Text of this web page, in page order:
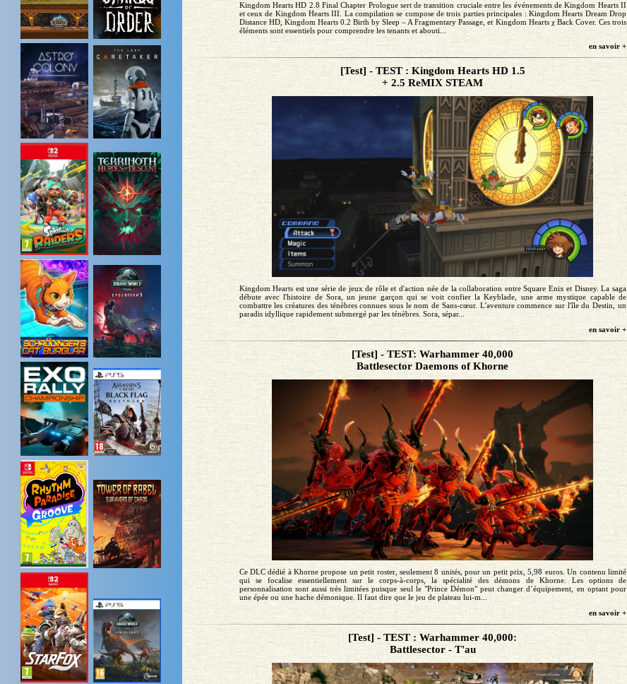
Kingdom Hearts HD 2.8 Final Chapter Prologue sert de transition cruciale entre les événements de Kingdom Hearts II
et ceux de Kingdom Hearts III. La compilation se compose de trois parties principales : Kingdom Hearts Dream Drop
Distance HD, Kingdom Hearts 0.2 Birth by Sleep – A Fragmentary Passage, et Kingdom Hearts χ Back Cover. Ces trois
éléments sont essentiels pour comprendre les tenants et abouti...
en savoir +
[Test] - TEST : Kingdom Hearts HD 1.5
+ 2.5 ReMIX STEAM
Kingdom Hearts est une série de jeux de rôle et d'action née de la collaboration entre Square Enix et Disney. La saga
débute avec l'histoire de Sora, un jeune garçon qui se voit confier la Keyblade, une arme mystique capable de
combattre les créatures des ténèbres connues sous le nom de Sans-cœur. L'aventure commence sur l'île du Destin, un
paradis idyllique rapidement submergé par les ténèbres. Sora, sépar...
en savoir +
[Test] - TEST: Warhammer 40,000
Battlesector Daemons of Khorne
Ce DLC dédié à Khorne propose un petit roster, seulement 8 unités, pour un petit prix, 5,98 euros. Un contenu limité
qui se focalise essentiellement sur le corps-à-corps, la spécialité des démons de Khorne. Les options de
personnalisation sont aussi très limitées puisque seul le "Prince Démon" peut changer d’équipement, en optant pour
une épée ou une hache démonique. Il faut dire que le jeu de plateau lui-m...
en savoir +
[Test] - TEST : Warhammer 40,000:
Battlesector - T'au